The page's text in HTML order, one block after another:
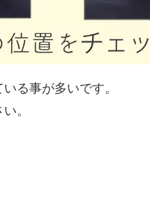
る事が多いです。
。